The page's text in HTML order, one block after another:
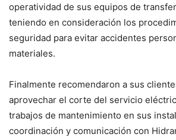
operatividad de sus equipos de
teniendo en consideración los
seguridad para evitar accidentes
materiales.
Finalmente recomendaron a sus
aprovechar el corte del servicio
trabajos de mantenimiento en sus
coordinación y comunicación con